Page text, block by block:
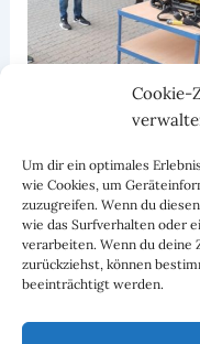
Cookie-
Um dir ein optimales
wie Cookies, um
zuzugreifen. Wenn du
wie das Surfverhalten oder
verarbeiten. Wenn du
zurückziehst, können
beeinträchtigt werden.
ZURÜCK